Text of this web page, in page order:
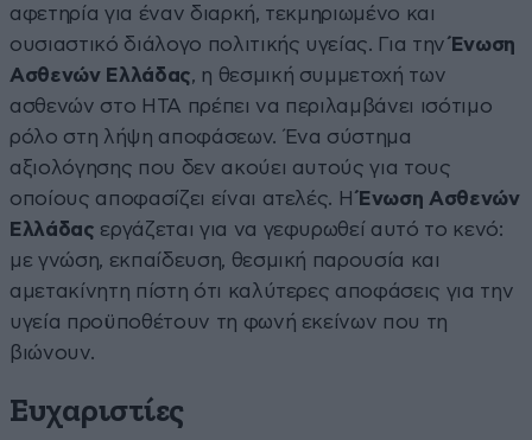
αφετηρία για έναν διαρκή, τεκμηριωμένο και
ουσιαστικό διάλογο πολιτικής υγείας. Για τηνΈνωση
Ασθενών Ελλάδας, η θεσμική συμμετοχή των
ασθενών στο HTA πρέπει να περιλαμβάνει ισότιμο
ρόλο στη λήψη αποφάσεων. Ένα σύστημα
αξιολόγησης που δεν ακούει αυτούς για τους
οποίους αποφασίζει είναι ατελές. ΗΈνωση Ασθενών
Ελλάδας εργάζεται για να γεφυρωθεί αυτό το κενό:
με γνώση, εκπαίδευση, θεσμική παρουσία και
αμετακίνητη πίστη ότι καλύτερες αποφάσεις για την
υγεία προϋποθέτουν τη φωνή εκείνων που τη
βιώνουν.
Ευχαριστίες